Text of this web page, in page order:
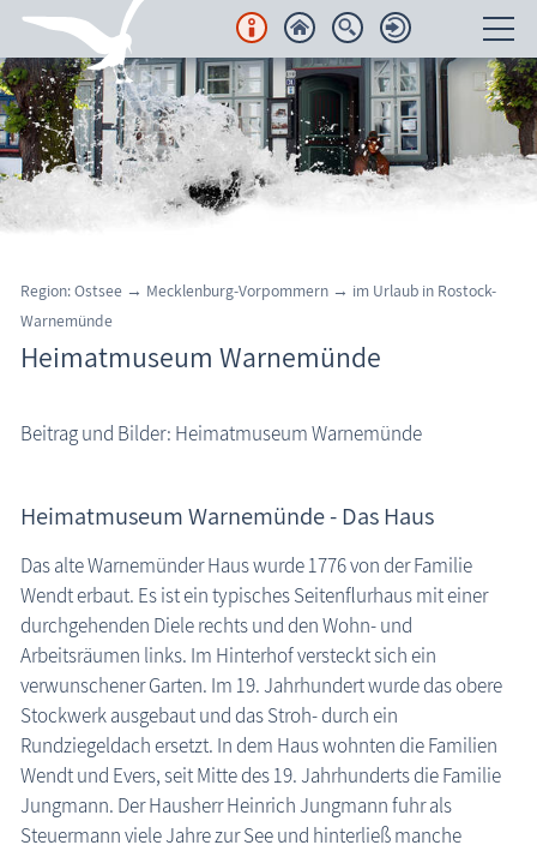
Unterkünfte
Regionales
Urlaubsorte
Karten
Aktuelles
die Natur erleben
Geschichten, Märchen & Sagen
Kranich Grus grus
Maritimes
Sehenswertes
MEGA-Suche Sehenswürdigkeiten
Aussichtstürme
Region: Ostsee → Mecklenburg-Vorpommern → im Urlaub in Rostock-
Warnemünde
Heimatmuseum Warnemünde
Beitrag und Bilder: Heimatmuseum Warnemünde
Heimatmuseum Warnemünde - Das Haus
Das alte Warnemünder Haus wurde 1776 von der Familie
Wendt erbaut. Es ist ein typisches Seitenflurhaus mit einer
durchgehenden Diele rechts und den Wohn- und
Arbeitsräumen links. Im Hinterhof versteckt sich ein
verwunschener Garten. Im 19. Jahrhundert wurde das obere
Stockwerk ausgebaut und das Stroh- durch ein
Rundziegeldach ersetzt. In dem Haus wohnten die Familien
Wendt und Evers, seit Mitte des 19. Jahrhunderts die Familie
Jungmann. Der Hausherr Heinrich Jungmann fuhr als
Steuermann viele Jahre zur See und hinterließ manche